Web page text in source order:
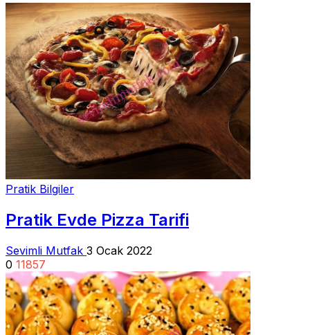
Pratik Bilgiler
Pratik Evde Pizza Tarifi
Sevimli Mutfak 3 Ocak 2022
0 11857